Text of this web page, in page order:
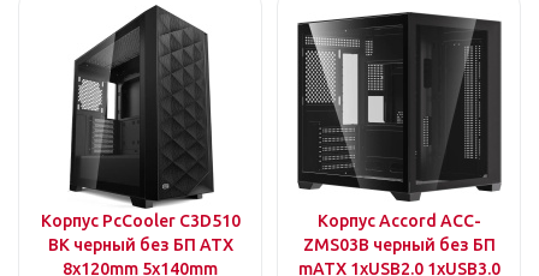
Корпус PcCooler C3D510
BK черный без БП ATX
8x120mm 5x140mm
Корпус Accord ACC-
ZMS03B черный без БП
mATX 1xUSB2.0 1xUSB3.0